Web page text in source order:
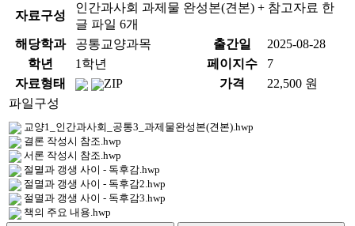
자료구성
인간과사회 과제물 완성본(견본) + 참고자료 한
글 파일 6개
해당학과
공통교양과목 출간일
2025-08-28
학년
1학년 페이지수
7
자료형태
ZIP 가격
22,500 원
파일구성
교양1_인간과사회_공통3_과제물완성본(견본).hwp
결론 작성시 참조.hwp
서론 작성시 참조.hwp
절멸과 갱생 사이 - 독후감.hwp
절멸과 갱생 사이 - 독후감2.hwp
절멸과 갱생 사이 - 독후감3.hwp
책의 주요 내용.hwp